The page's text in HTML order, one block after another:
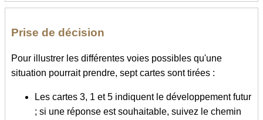
Prise de décision
Pour illustrer les différentes voies possibles qu'une
situation pourrait prendre, sept cartes sont tirées :
Les cartes 3, 1 et 5 indiquent le développement futur
; si une réponse est souhaitable, suivez le chemin